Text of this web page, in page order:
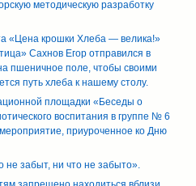
методическую разработку
«Цена крошки Хлеба — велика!»
Сахнов Егор отправился в
пшеничное поле, чтобы своими
путь хлеба к нашему столу.
площадки «Беседы о
воспитания в группе № 6
приуроченное ко Дню
не забыт, ни что не забыто».